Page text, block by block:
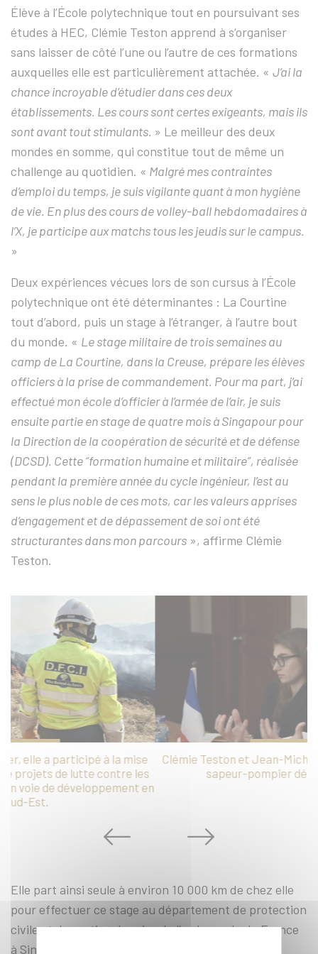
Élève à l’École polytechnique tout en poursuivant ses
études à HEC, Clémie Teston apprend à s’organiser
sans laisser de côté l’une ou l’autre de ces formations
auxquelles elle est particulièrement attachée. « J’ai la
chance incroyable d’étudier dans ces deux
établissements. Les cours sont certes exigeants, mais ils
sont avant tout stimulants. » Le meilleur des deux
mondes en somme, qui constitue tout de même un
challenge au quotidien. « Malgré mes contraintes
d’emploi du temps, je suis vigilante quant à mon hygiène
de vie. En plus des cours de volley-ball hebdomadaires à
l’X, je participe aux matchs tous les jeudis sur le campus.
»
Deux expériences vécues lors de son cursus à l’École
polytechnique ont été déterminantes : La Courtine
tout d’abord, puis un stage à l’étranger, à l’autre bout
du monde. « Le stage militaire de trois semaines au
camp de La Courtine, dans la Creuse, prépare les élèves
officiers à la prise de commandement. Pour ma part, j’ai
effectué mon école d’officier à l’armée de l’air, je suis
ensuite partie en stage de quatre mois à Singapour pour
la Direction de la coopération de sécurité et de défense
(DCSD). Cette “formation humaine et militaire”, réalisée
pendant la première année du cycle ingénieur, l’est au
sens le plus noble de ces mots, car les valeurs apprises
d’engagement et de dépassement de soi ont été
structurantes dans mon parcours », affirme Clémie
Teston.
Clémie Teston et Jean-Michel Dumaz, commandant de
sapeur-pompier détaché à Singapour
Elle part ainsi seule à environ 10 000 km de chez elle
pour effectuer ce stage au département de protection
civile et de gestion de crise de l’ambassade de France
à Singapour, auquel elle est rattachée, sous la